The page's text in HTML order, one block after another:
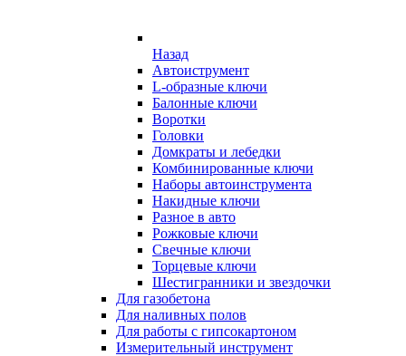
Назад
Автоиструмент
L-образные ключи
Балонные ключи
Воротки
Головки
Домкраты и лебедки
Комбинированные ключи
Наборы автоинструмента
Накидные ключи
Разное в авто
Рожковые ключи
Свечные ключи
Торцевые ключи
Шестигранники и звездочки
Для газобетона
Для наливных полов
Для работы с гипсокартоном
Измерительный инструмент